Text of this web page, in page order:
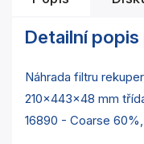
Detailní
Náhrada filtru
210x443x48 mm
16890 - Coarse